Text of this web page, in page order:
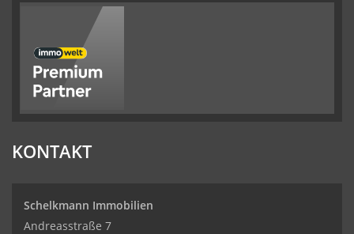
KONTAKT
Schelkmann Immobilien
Andreasstraße 7